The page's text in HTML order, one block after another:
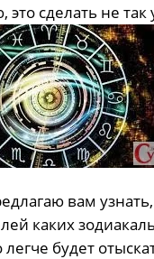
это сделать не так
вам
каких
будет